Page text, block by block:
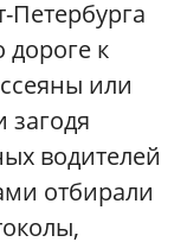
Петербурга
дороге к
или
загодя
водителей
отбирали